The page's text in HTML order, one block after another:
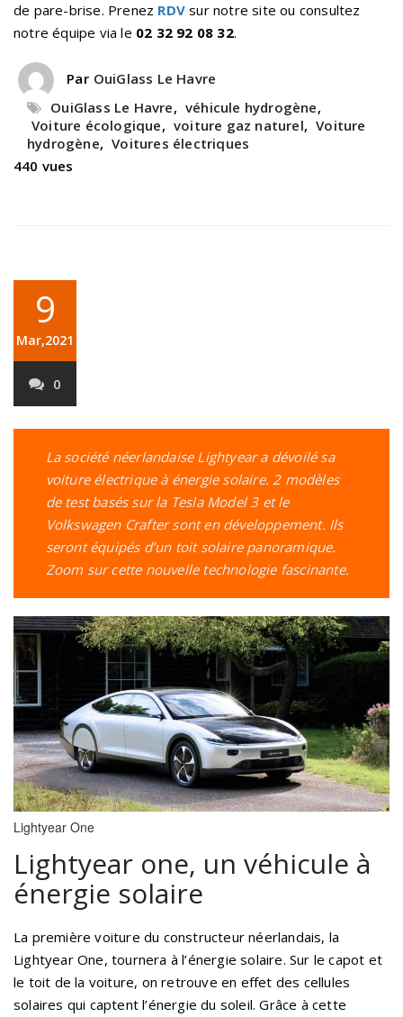
de pare-brise. Prenez RDV sur notre site ou consultez
notre équipe via le 02 32 92 08 32.
Par OuiGlass Le Havre
OuiGlass Le Havre, véhicule hydrogène,
Voiture écologique, voiture gaz naturel, Voiture
hydrogène, Voitures électriques
440 vues
9
Mar,2021
0
La société néerlandaise Lightyear a dévoilé sa
voiture électrique à énergie solaire. 2 modèles
de test basés sur la Tesla Model 3 et le
Volkswagen Crafter sont en développement. Ils
seront équipés d’un toit solaire panoramique.
Zoom sur cette nouvelle technologie fascinante.
Lightyear One
Lightyear one, un véhicule à
énergie solaire
La première voiture du constructeur néerlandais, la
Lightyear One, tournera à l’énergie solaire. Sur le capot et
le toit de la voiture, on retrouve en effet des cellules
solaires qui captent l’énergie du soleil. Grâce à cette